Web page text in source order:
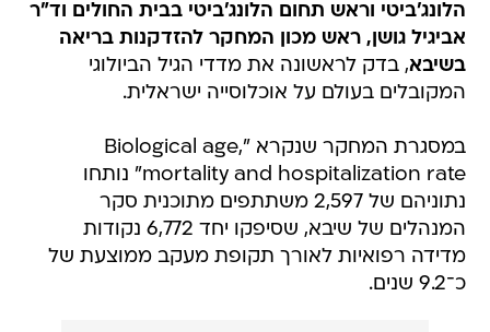
הלונג'ביטי וראש תחום הלונג'ביטי בבית החולים וד"ר
אביגיל גושן, ראש מכון המחקר להזדקנות בריאה
בשיבא, בדק לראשונה את מדדי הגיל הביולוגי
המקובלים בעולם על אוכלוסייה ישראלית.
במסגרת המחקר שנקרא "Biological age,
mortality and hospitalization rate" נותחו
נתוניהם של 2,597 משתתפים מתוכנית סקר
המנהלים של שיבא, שסיפקו יחד 6,772 נקודות
מדידה רפואיות לאורך תקופת מעקב ממוצעת של
כ־9.2 שנים.